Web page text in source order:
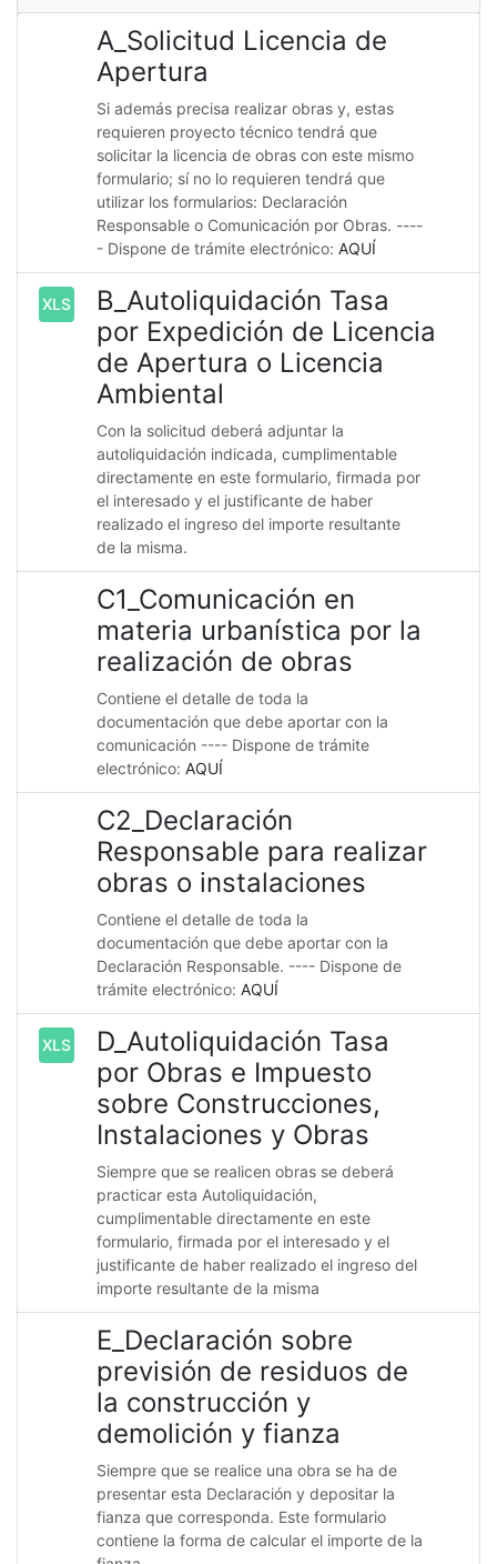
A_Solicitud Licencia de
Apertura
Si además precisa realizar obras y, estas
requieren proyecto técnico tendrá que
solicitar la licencia de obras con este mismo
formulario; sí no lo requieren tendrá que
utilizar los formularios: Declaración
Responsable o Comunicación por Obras. ----
- Dispone de trámite electrónico: AQUÍ
XLS
B_Autoliquidación Tasa
por Expedición de Licencia
de Apertura o Licencia
Ambiental
Con la solicitud deberá adjuntar la
autoliquidación indicada, cumplimentable
directamente en este formulario, firmada por
el interesado y el justificante de haber
realizado el ingreso del importe resultante
de la misma.
C1_Comunicación en
materia urbanística por la
realización de obras
Contiene el detalle de toda la
documentación que debe aportar con la
comunicación ---- Dispone de trámite
electrónico: AQUÍ
C2_Declaración
Responsable para realizar
obras o instalaciones
Contiene el detalle de toda la
documentación que debe aportar con la
Declaración Responsable. ---- Dispone de
trámite electrónico: AQUÍ
XLS
D_Autoliquidación Tasa
por Obras e Impuesto
sobre Construcciones,
Instalaciones y Obras
Siempre que se realicen obras se deberá
practicar esta Autoliquidación,
cumplimentable directamente en este
formulario, firmada por el interesado y el
justificante de haber realizado el ingreso del
importe resultante de la misma
E_Declaración sobre
previsión de residuos de
la construcción y
demolición y fianza
Siempre que se realice una obra se ha de
presentar esta Declaración y depositar la
fianza que corresponda. Este formulario
contiene la forma de calcular el importe de la